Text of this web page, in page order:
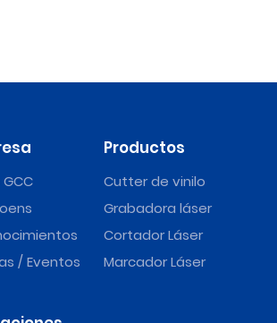
/ Eventos
Productos
Cutter de vinilo
Grabadora láser
Cortador Láser
Marcador Láser